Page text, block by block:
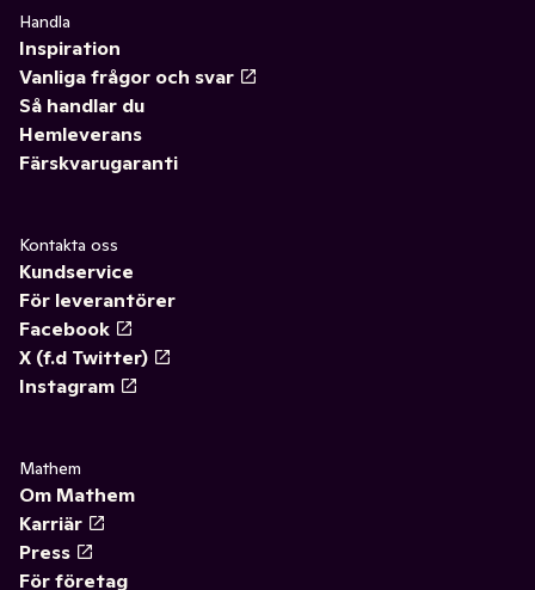
Handla
Inspiration
Vanliga frågor och svar
Så handlar du
Hemleverans
Färskvarugaranti
Kontakta oss
Kundservice
För leverantörer
Facebook
X (f.d Twitter)
Instagram
Mathem
Om Mathem
Karriär
Press
För företag